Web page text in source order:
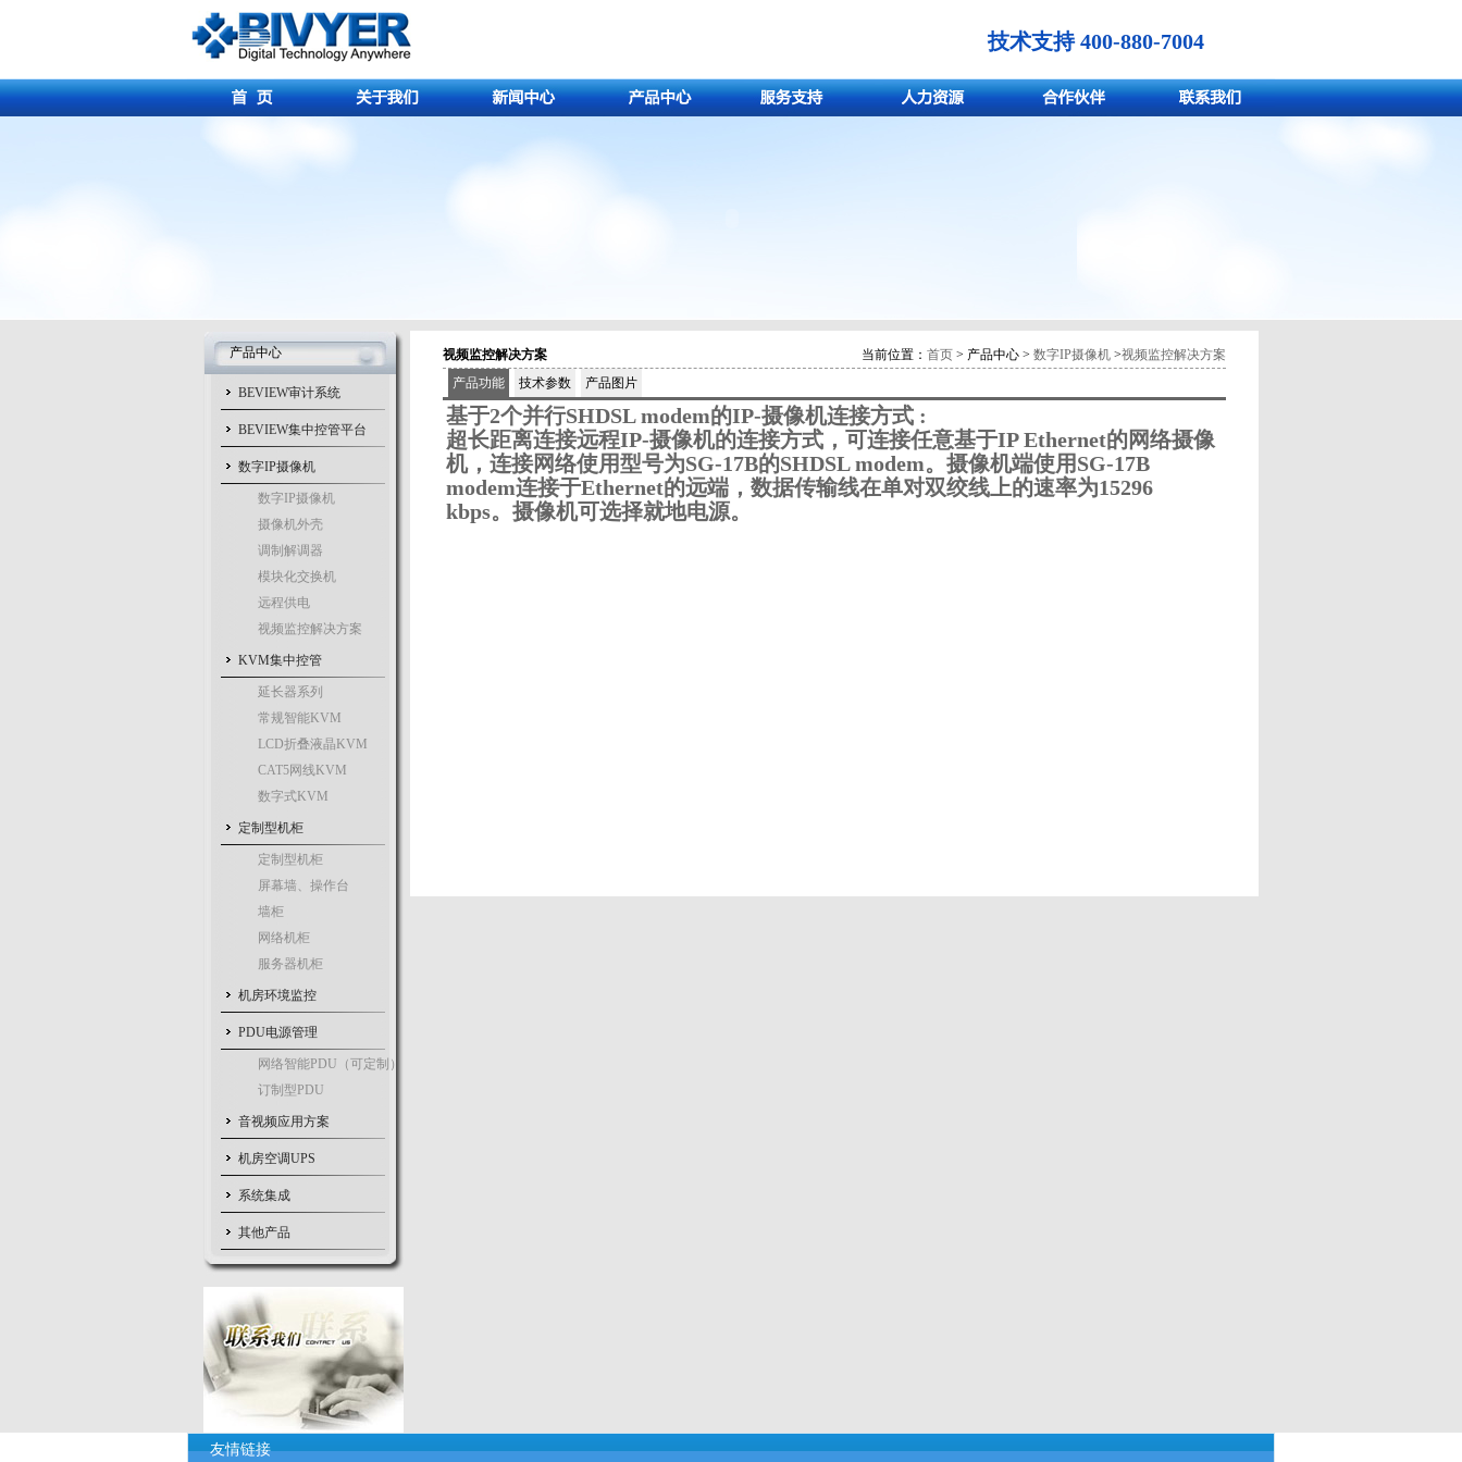
技术支持 400-880-7004
产品中心
BEVIEW审计系统
BEVIEW集中控管平台
数字IP摄像机
数字IP摄像机
摄像机外壳
调制解调器
模块化交换机
远程供电
视频监控解决方案
KVM集中控管
延长器系列
常规智能KVM
LCD折叠液晶KVM
CAT5网线KVM
数字式KVM
定制型机柜
定制型机柜
屏幕墙、操作台
墙柜
网络机柜
服务器机柜
机房环境监控
PDU电源管理
网络智能PDU（可定制）
订制型PDU
音视频应用方案
机房空调UPS
系统集成
其他产品
当前位置： 首页 > 产品中心 > 数字IP摄像机 >视频监控解决方案
视频监控解决方案
产品功能
技术参数 产品图片
基于2个并行SHDSL modem的IP-摄像机连接方式 :
超长距离连接远程IP-摄像机的连接方式，可连接任意基于IP Ethernet的网络摄像
机，连接网络使用型号为SG-17B的SHDSL modem。摄像机端使用SG-17B
modem连接于Ethernet的远端，数据传输线在单对双绞线上的速率为15296
kbps。摄像机可选择就地电源。
友情链接